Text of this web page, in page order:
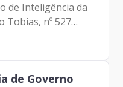
de Inteligência da
Tobias, nº 527
e tecnologia
Dantas -
de Governo